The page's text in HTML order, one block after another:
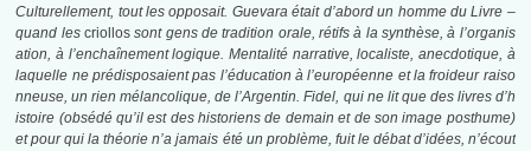
Culturellement, tout les opposait. Guevara était d’abord un homme du Livre –
quand les criollossont gens de tradition orale, rétifs à la synthèse, à l’organis
ation, à l’enchaînement logique. Mentalité narrative, localiste, anecdotique, à
laquelle ne prédisposaient pas l’éducation à l’européenne et la froideur raiso
nneuse, un rien mélancolique, de l’Argentin. Fidel, qui ne lit que des livres d’h
istoire (obsédé qu’il est des historiens de demain et de son image posthume)
et pour qui la théorie n’a jamais été un problème, fuit le débat d’idées, n’écout